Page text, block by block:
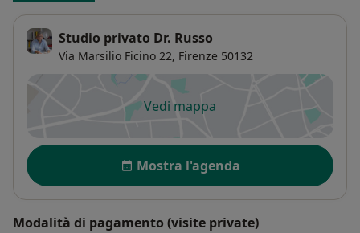
Studio privato Dr. Russo
Via Marsilio Ficino 22, Firenze 50132
Vedi mappasi apre in una nuova scheda
Disponibilità
Mostra l'agenda
Modalità di pagamento (visite private)